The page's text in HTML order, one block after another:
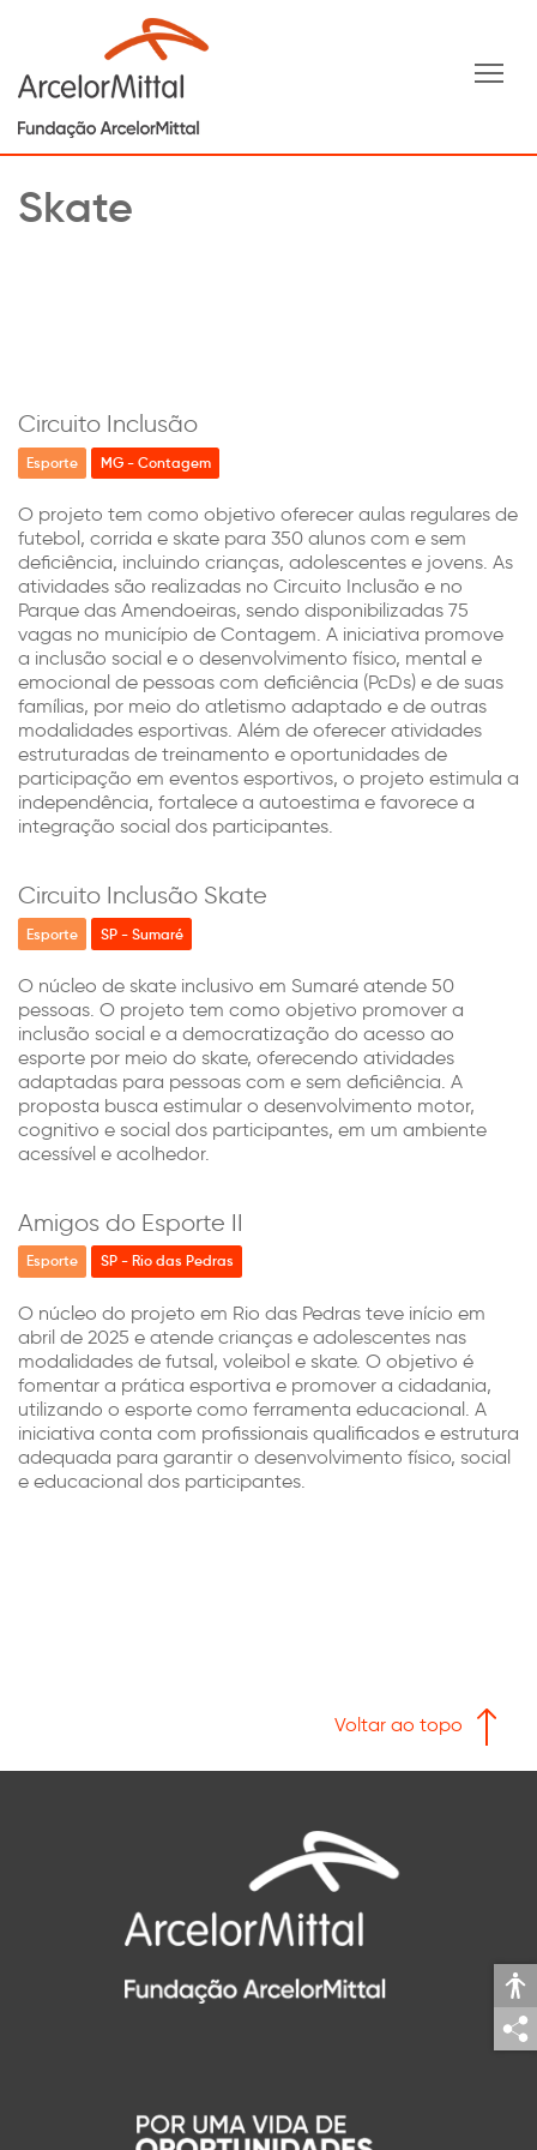
Skate
Circuito Inclusão
Esporte MG - Contagem
O projeto tem como objetivo oferecer aulas regulares de
futebol, corrida e skate para 350 alunos com e sem
deficiência, incluindo crianças, adolescentes e jovens. As
atividades são realizadas no Circuito Inclusão e no
Parque das Amendoeiras, sendo disponibilizadas 75
vagas no município de Contagem. A iniciativa promove
a inclusão social e o desenvolvimento físico, mental e
emocional de pessoas com deficiência (PcDs) e de suas
famílias, por meio do atletismo adaptado e de outras
modalidades esportivas. Além de oferecer atividades
estruturadas de treinamento e oportunidades de
participação em eventos esportivos, o projeto estimula a
independência, fortalece a autoestima e favorece a
integração social dos participantes.
Circuito Inclusão Skate
Esporte SP - Sumaré
O núcleo de skate inclusivo em Sumaré atende 50
pessoas. O projeto tem como objetivo promover a
inclusão social e a democratização do acesso ao
esporte por meio do skate, oferecendo atividades
adaptadas para pessoas com e sem deficiência. A
proposta busca estimular o desenvolvimento motor,
cognitivo e social dos participantes, em um ambiente
acessível e acolhedor.
Amigos do Esporte II
Esporte SP - Rio das Pedras
O núcleo do projeto em Rio das Pedras teve início em
abril de 2025 e atende crianças e adolescentes nas
modalidades de futsal, voleibol e skate. O objetivo é
fomentar a prática esportiva e promover a cidadania,
utilizando o esporte como ferramenta educacional. A
iniciativa conta com profissionais qualificados e estrutura
adequada para garantir o desenvolvimento físico, social
e educacional dos participantes.
Voltar ao topo